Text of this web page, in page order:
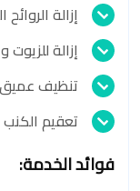
إزالة
إزالة للزيوت
تنظيف
تعقيم الكنب
فوائد الخدمة: